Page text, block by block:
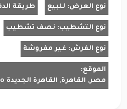
نوع العرض: للبيع طريقة
نوع التشطيب: نصف تشطيب
نوع الفرش: غير مفروشة
الموقع:
مصر, القاهرة, القاهرة الجديدة New Cairo